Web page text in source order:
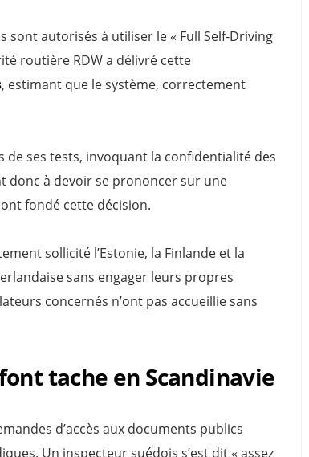
sont autorisés à utiliser le « Full Self-Driving
routière RDW a délivré cette
, estimant que le système, correctement
de ses tests, invoquant la confidentialité des
donc à devoir se prononcer sur une
fondé cette décision.
sollicité l’Estonie, la Finlande et la
sans engager leurs propres
concernés n’ont pas accueillie sans
tache en Scandinavie
d’accès aux documents publics
Un inspecteur suédois s’est dit « assez